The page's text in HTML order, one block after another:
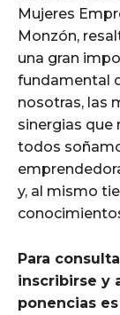
Mujeres
Monzón,
una gran
fundamental
nosotras, las
sinergias que
todos
y, al mismo
Para
inscribirse y
ponencias